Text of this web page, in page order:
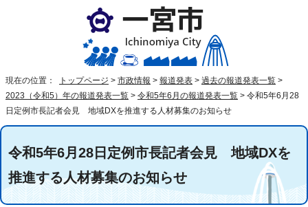
現在の位置： トップページ > 市政情報 > 報道発表 > 過去の報道発表一覧 >
2023（令和5）年の報道発表一覧 > 令和5年6月の報道発表一覧 > 令和5年6月28
日定例市長記者会見 地域DXを推進する人材募集のお知らせ
令和5年6月28日定例市長記者会見 地域DXを
推進する人材募集のお知らせ